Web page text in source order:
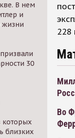
В нем
и
жизни
30
близких
228
Во